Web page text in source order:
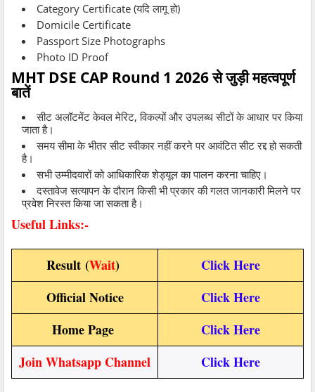
Category Certificate (यदि लागू हो)
Domicile Certificate
Passport Size Photographs
Photo ID Proof
MHT DSE CAP Round 1 2026 से जुड़ी महत्वपूर्ण
बातें
सीट अलॉटमेंट केवल मेरिट, विकल्पों और उपलब्ध सीटों के आधार पर किया
जाता है।
समय सीमा के भीतर सीट स्वीकार नहीं करने पर आवंटित सीट रद्द हो सकती
है।
सभी उम्मीदवारों को आधिकारिक शेड्यूल का पालन करना चाहिए।
दस्तावेज सत्यापन के दौरान किसी भी प्रकार की गलत जानकारी मिलने पर
प्रवेश निरस्त किया जा सकता है।
Useful Links:-
Result (Wait)
Click Here
Official Notice
Click Here
Home Page
Click Here
Join Whatsapp Channel
Click Here